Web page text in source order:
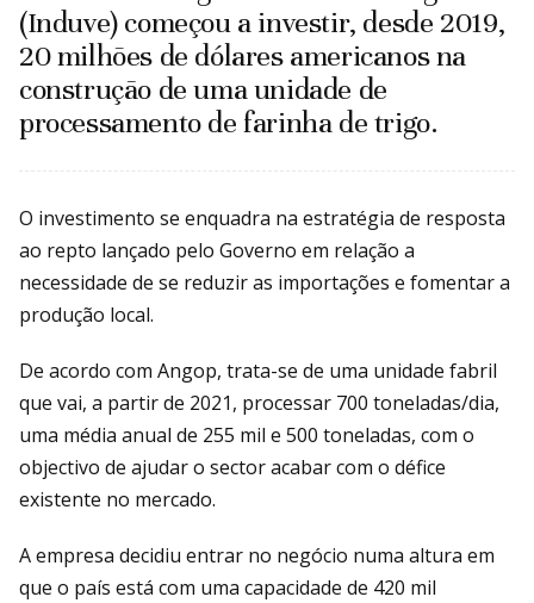
(Induve) começou a investir, desde 2019,
20 milhões de dólares americanos na
construção de uma unidade de
processamento de farinha de trigo.
O investimento se enquadra na estratégia de resposta
ao repto lançado pelo Governo em relação a
necessidade de se reduzir as importações e fomentar a
produção local.
De acordo com Angop, trata-se de uma unidade fabril
que vai, a partir de 2021, processar 700 toneladas/dia,
uma média anual de 255 mil e 500 toneladas, com o
objectivo de ajudar o sector acabar com o défice
existente no mercado.
A empresa decidiu entrar no negócio numa altura em
que o país está com uma capacidade de 420 mil